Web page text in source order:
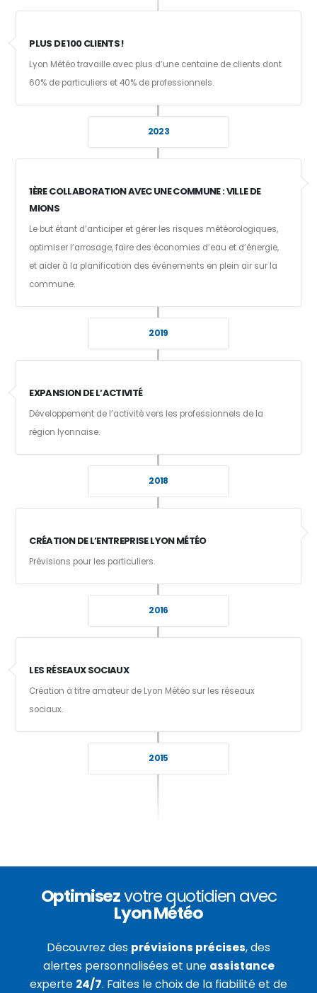
PLUS DE 100 CLIENTS !
Lyon Météo travaille avec plus d’une centaine de clients dont
60% de particuliers et 40% de professionnels.
2023
1ÈRE COLLABORATION AVEC UNE COMMUNE : VILLE DE
MIONS
Le but étant d’anticiper et gérer les risques météorologiques,
optimiser l’arrosage, faire des économies d’eau et d’énergie,
et aider à la planification des événements en plein air sur la
commune.
2019
EXPANSION DE L’ACTIVITÉ
Développement de l’activité vers les professionnels de la
région lyonnaise.
2018
CRÉATION DE L’ENTREPRISE LYON MÉTÉO
Prévisions pour les particuliers.
2016
LES RÉSEAUX SOCIAUX
Création à titre amateur de Lyon Météo sur les réseaux
sociaux.
2015
Optimisezvotre quotidien avec
Lyon Météo
Découvrez des prévisions précises, des
alertes personnalisées et une assistance
experte 24/7. Faites le choix de la fiabilité et de